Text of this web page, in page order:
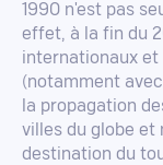
1990 n'est pas
effet, à la fin du
internationaux et
(notamment
la propagation
villes du globe et
destination du